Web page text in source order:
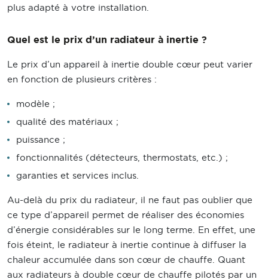
plus adapté à votre installation.
Quel est le prix d’un radiateur à inertie ?
Le prix d’un appareil à inertie double cœur peut varier
en fonction de plusieurs critères :
modèle ;
qualité des matériaux ;
puissance ;
fonctionnalités (détecteurs, thermostats, etc.) ;
garanties et services inclus.
Au-delà du prix du radiateur, il ne faut pas oublier que
ce type d’appareil permet de réaliser des économies
d’énergie considérables sur le long terme. En effet, une
fois éteint, le radiateur à inertie continue à diffuser la
chaleur accumulée dans son cœur de chauffe. Quant
aux radiateurs à double cœur de chauffe pilotés par un